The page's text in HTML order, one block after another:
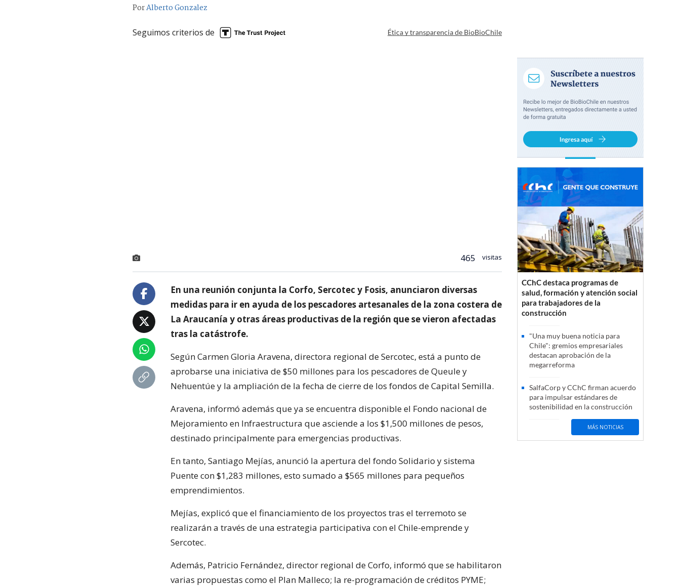
PorAlberto Gonzalez
Seguimos criterios de Ética y transparencia de BioBioChile
465 visitas
En una reunión conjunta la Corfo, Sercotec y Fosis, anunciaron diversas
medidas para ir en ayuda de los pescadores artesanales de la zona costera de
La Araucanía y otras áreas productivas de la región que se vieron afectadas
tras la catástrofe.
Según Carmen Gloria Aravena, directora regional de Sercotec, está a punto de
aprobarse una iniciativa de $50 millones para los pescadores de Queule y
Nehuentúe y la ampliación de la fecha de cierre de los fondos de Capital Semilla.
Aravena, informó además que ya se encuentra disponible el Fondo nacional de
Mejoramiento en Infraestructura que asciende a los $1,500 millones de pesos,
destinado principalmente para emergencias productivas.
En tanto, Santiago Mejías, anunció la apertura del fondo Solidario y sistema
Puente con $1,283 millones, esto sumado a $565 millones para pequeños
emprendimientos.
Mejías, explicó que el financiamiento de los proyectos tras el terremoto se
realizarán a través de una estrategia participativa con el Chile-emprende y
Sercotec.
Además, Patricio Fernández, director regional de Corfo, informó que se habilitaron
varias propuestas como el Plan Malleco; la re-programación de créditos PYME;
CChC destaca programas de
salud, formación y atención social
para trabajadores de la
construcción
"Una muy buena noticia para
Chile": gremios empresariales
destacan aprobación de la
megarreforma
SalfaCorp y CChC firman acuerdo
para impulsar estándares de
sostenibilidad en la construcción
MÁS NOTICIAS